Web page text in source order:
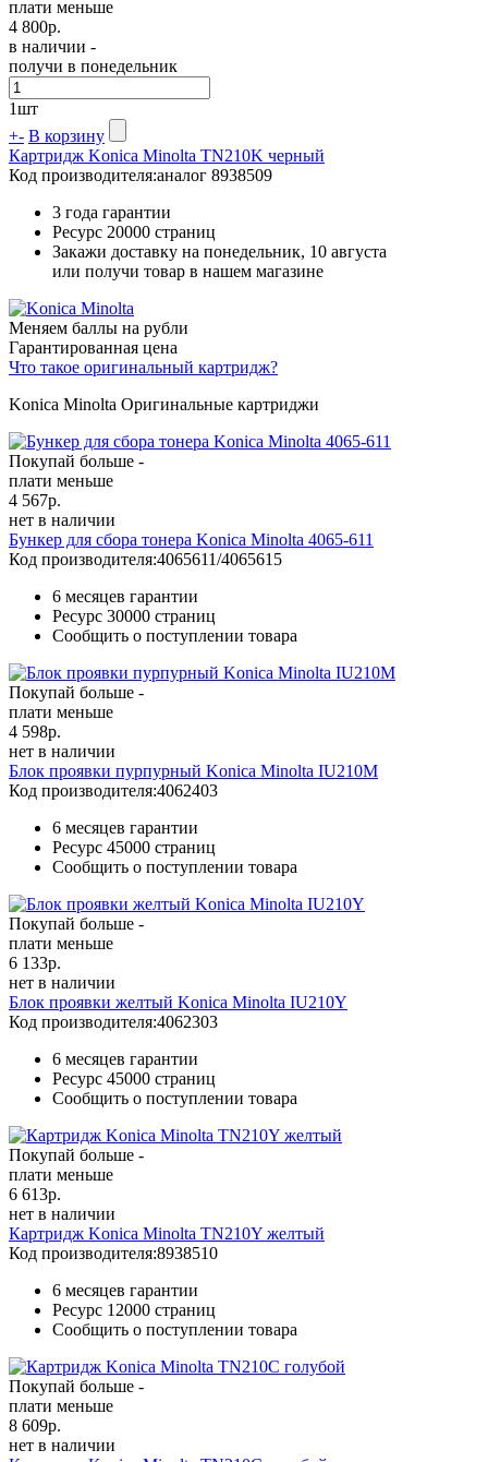
плати меньше
4 800р.
в наличии -
получи в понедельник
1шт
+- В корзину
Картридж Konica Minolta TN210K черный
Код производителя:аналог 8938509
3 года гарантии
Ресурс 20000 страниц
Закажи доставку на понедельник, 10 августа
или получи товар в нашем магазине
Меняем баллы на рубли
Гарантированная цена
Что такое оригинальный картридж?
Konica Minolta Оригинальные картриджи
Покупай больше -
плати меньше
4 567р.
нет в наличии
Бункер для сбора тонера Konica Minolta 4065-611
Код производителя:4065611/4065615
6 месяцев гарантии
Ресурс 30000 страниц
Сообщить о поступлении товара
Покупай больше -
плати меньше
4 598р.
нет в наличии
Блок проявки пурпурный Konica Minolta IU210M
Код производителя:4062403
6 месяцев гарантии
Ресурс 45000 страниц
Сообщить о поступлении товара
Покупай больше -
плати меньше
6 133р.
нет в наличии
Блок проявки желтый Konica Minolta IU210Y
Код производителя:4062303
6 месяцев гарантии
Ресурс 45000 страниц
Сообщить о поступлении товара
Покупай больше -
плати меньше
6 613р.
нет в наличии
Картридж Konica Minolta TN210Y желтый
Код производителя:8938510
6 месяцев гарантии
Ресурс 12000 страниц
Сообщить о поступлении товара
Покупай больше -
плати меньше
8 609р.
нет в наличии